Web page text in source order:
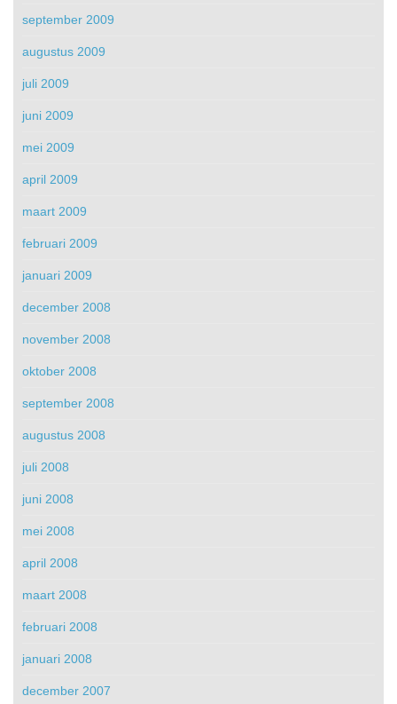
september 2009
augustus 2009
juli 2009
juni 2009
mei 2009
april 2009
maart 2009
februari 2009
januari 2009
december 2008
november 2008
oktober 2008
september 2008
augustus 2008
juli 2008
juni 2008
mei 2008
april 2008
maart 2008
februari 2008
januari 2008
december 2007